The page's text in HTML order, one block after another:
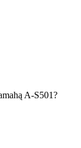
A-S501?